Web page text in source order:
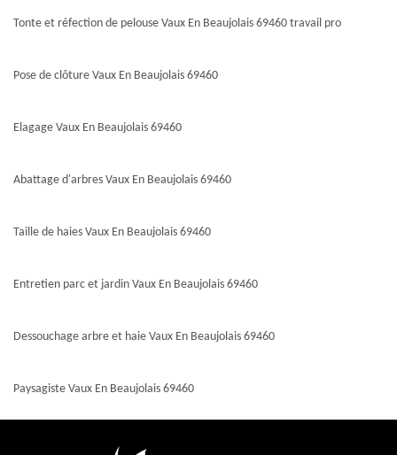
Tonte et réfection de pelouse Vaux En Beaujolais 69460 travail pro
Pose de clôture Vaux En Beaujolais 69460
Elagage Vaux En Beaujolais 69460
Abattage d'arbres Vaux En Beaujolais 69460
Taille de haies Vaux En Beaujolais 69460
Entretien parc et jardin Vaux En Beaujolais 69460
Dessouchage arbre et haie Vaux En Beaujolais 69460
Paysagiste Vaux En Beaujolais 69460